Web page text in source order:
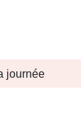
journée